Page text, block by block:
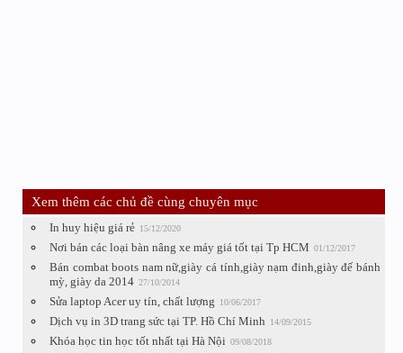
Xem thêm các chủ đề cùng chuyên mục
In huy hiệu giá rẻ 15/12/2020
Nơi bán các loại bàn nâng xe máy giá tốt tại Tp HCM 01/12/2017
Bán combat boots nam nữ,giày cá tính,giày nạm đinh,giày đế bánh
mỳ, giày da 2014 27/10/2014
Sửa laptop Acer uy tín, chất lượng 10/06/2017
Dịch vụ in 3D trang sức tại TP. Hồ Chí Minh 14/09/2015
Khóa học tin học tốt nhất tại Hà Nội 09/08/2018